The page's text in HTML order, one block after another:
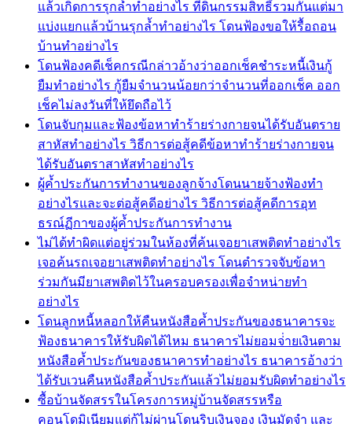
แล้วเกิดการรุกล้ำทำอย่างไร ที่ดินกรรมสิทธิ์รวมกันแต่มา
แบ่งแยกแล้วบ้านรุกล้ำทำอย่างไร โดนฟ้องขอให้รื้อถอน
บ้านทำอย่างไร
โดนฟ้องคดีเช็คกรณีกล่าวอ้างว่าออกเช็คชำระหนี้เงินกู้
ยืมทำอย่างไร กู้ยืมจำนวนน้อยกว่าจำนวนที่ออกเช็ค ออก
เช็คไม่ลงวันที่ให้ยึดถือไว้
โดนจับกุมและฟ้องข้อหาทำร้ายร่างกายจนได้รับอันตราย
สาหัสทำอย่างไร วิธีการต่อสู้คดีข้อหาทำร้ายร่างกายจน
ได้รับอันตราสาหัสทำอย่างไร
ผู้ค้ำประกันการทำงานของลูกจ้างโดนนายจ้างฟ้องทำ
อย่างไรและจะต่อสู้คดีอย่างไร วิธีการต่อสู้คดีการอุท
ธรณ์ฏีกาของผู้ค้ำประกันการทำงาน
ไม่ได้ทำผิดแต่อยู่ร่วมในห้องที่ค้นเจอยาเสพติดทำอย่างไร
เจอค้นรถเจอยาเสพติดทำอย่างไร โดนตำรวจจับข้อหา
ร่วมกันมียาเสพติดไว้ในครอบครองเพื่อจำหน่ายทำ
อย่างไร
โดนลูกหนี้หลอกให้คืนหนังสือค้ำประกันของธนาคารจะ
ฟ้องธนาคารให้รับผิดได้ไหม ธนาคารไม่ยอมจ่่ายเงินตาม
หนังสือค้ำประกันของธนาคารทำอย่างไร ธนาคารอ้างว่า
ได้รับเวนคืนหนังสือค้ำประกันแล้วไม่ยอมรับผิดทำอย่างไร
ซื้อบ้านจัดสรรในโครงการหมู่บ้านจัดสรรหรือ
คอนโดมิเนียมแต่กู้ไม่ผ่านโดนริบเงินจอง เงินมัดจำ และ